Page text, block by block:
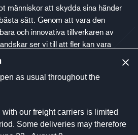
människor att skydda sina händer
sätt. Genom att vara den
och innovativa tillverkaren av
ser vi till att fler kan vara
as usual throughout the
our freight carriers is limited
Some deliveries may therefore